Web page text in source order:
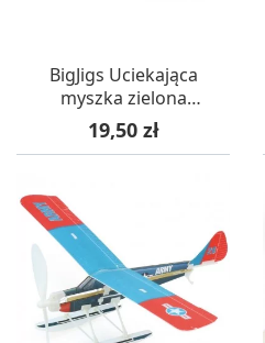
BigJigs Uciekająca
myszka zielona
drewniana zabawka +3
Cena
19,50 zł